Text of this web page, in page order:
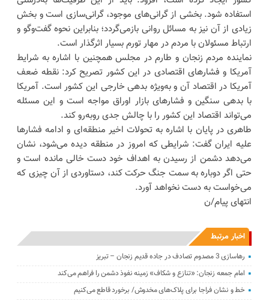
استفاده شود. بخشی از گرانی‌های موجود، گرانی‌سازی است و بخش
زیادی از آن نیز به مسائل روانی بازمی‌گردد؛ بنابراین نحوه گفت‌وگو و
ارتباط مسئولان با مردم در مهار تورم بسیار اثرگذار است.
نماینده مردم زنجان و طارم در مجلس همچنین با اشاره به شرایط
آمریکا و فشارهای اقتصادی در این کشور تصریح کرد: نقطه ضعف
آمریکا در اقتصاد آن و به‌ویژه بدهی خارجی این کشور است. آمریکا
با بدهی سنگین و فشارهای بازار اوراق مواجه است و این مسئله
می‌تواند اقتصاد این کشور را با چالش جدی روبه‌رو کند.
طاهری در پایان با اشاره به تحولات اخیر منطقه‌ای و ادامه فشارها
علیه ایران گفت: شرایطی که امروز در منطقه دیده می‌شود، نشان
می‌دهد دشمن از رسیدن به اهداف خود دست خالی مانده است و
حتی اگر دوباره به سمت جنگ حرکت کند، دستاوردی از آن چیزی که
می‌خواست به دست نخواهد آورد.
انتهای پیام/ن
اخبار مرتبط
رهاسازی 3 مصدوم تصادف در جاده قدیم زنجان – تبریز
امام جمعه زنجان: «تنازع و شکاف» زمینه نفوذ دشمن را فراهم می‌کند
خط و نشان فراجا برای پلاک‌های مخدوش/ برخورد قاطع می‌کنیم